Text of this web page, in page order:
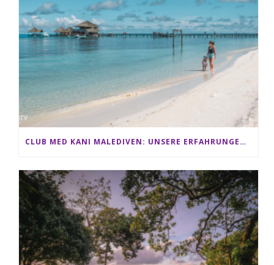
CLUB MED KANI MALEDIVEN: UNSERE ERFAHRUNGEN IM ALL-INCLUSIVE PARADIES